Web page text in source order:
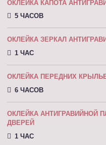
ОКЛЕЙКА КАПОТА
5 ЧАСОВ
ОКЛЕЙКА ЗЕРКАЛ
1 ЧАС
ОКЛЕЙКА ПЕРЕДНИХ
6 ЧАСОВ
ОКЛЕЙКА АНТИГРАВИЙНОЙ
ДВЕРЕЙ
1 ЧАС